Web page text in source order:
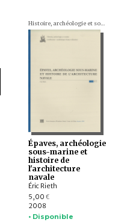
Histoire, archéologie et société. Conférences académiques franco-chinoises
Épaves, archéologie
sous-marine et
histoire de
l'architecture
navale
Éric Rieth
5,00 €
2008
• Disponible